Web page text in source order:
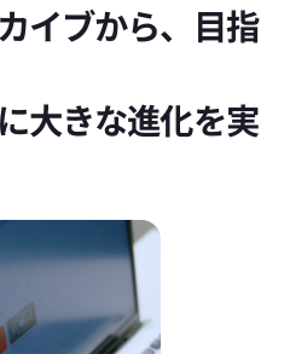
イブから、目指
大きな進化を実